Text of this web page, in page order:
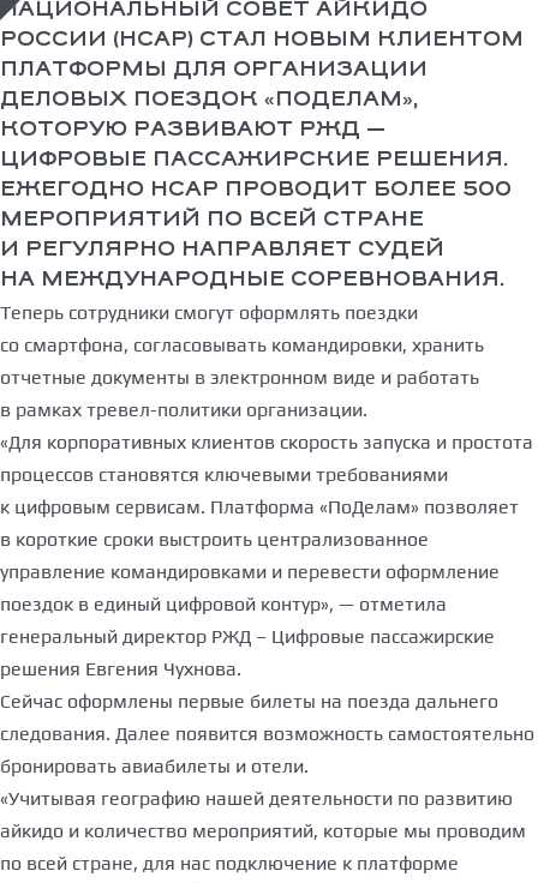
НАЦИОНАЛЬНЫЙ СОВЕТ АЙКИДО
РОССИИ (НСАР) СТАЛ НОВЫМ КЛИЕНТОМ
ПЛАТФОРМЫ ДЛЯ ОРГАНИЗАЦИИ
ДЕЛОВЫХ ПОЕЗДОК «ПОДЕЛАМ»,
КОТОРУЮ РАЗВИВАЮТ РЖД —
ЦИФРОВЫЕ ПАССАЖИРСКИЕ РЕШЕНИЯ.
ЕЖЕГОДНО НСАР ПРОВОДИТ БОЛЕЕ 500
МЕРОПРИЯТИЙ ПО ВСЕЙ СТРАНЕ
И РЕГУЛЯРНО НАПРАВЛЯЕТ СУДЕЙ
НА МЕЖДУНАРОДНЫЕ СОРЕВНОВАНИЯ.
Теперь сотрудники смогут оформлять поездки
со смартфона, согласовывать командировки, хранить
отчетные документы в электронном виде и работать
в рамках тревел-политики организации.
«Для корпоративных клиентов скорость запуска и простота
процессов становятся ключевыми требованиями
к цифровым сервисам. Платформа «ПоДелам» позволяет
в короткие сроки выстроить централизованное
управление командировками и перевести оформление
поездок в единый цифровой контур», — отметила
генеральный директор РЖД – Цифровые пассажирские
решения Евгения Чухнова.
Сейчас оформлены первые билеты на поезда дальнего
следования. Далее появится возможность самостоятельно
бронировать авиабилеты и отели.
«Учитывая географию нашей деятельности по развитию
айкидо и количество мероприятий, которые мы проводим
по всей стране, для нас подключение к платформе